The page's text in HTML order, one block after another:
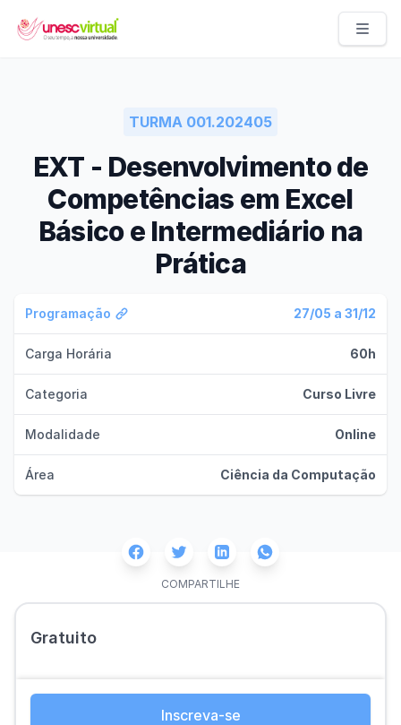
UNESC VIRTUAL
TURMA 001.202405
EXT - Desenvolvimento de
Competências em Excel
Básico e Intermediário na
Prática
Programação 27/05 a 31/12
Carga Horária 60h
Categoria Curso Livre
Modalidade Online
Área Ciência da Computação
FacebookTwitterLinkedinWhatsapp
COMPARTILHE
Gratuito
Inscreva-se